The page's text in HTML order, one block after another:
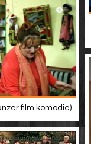
film komödie)